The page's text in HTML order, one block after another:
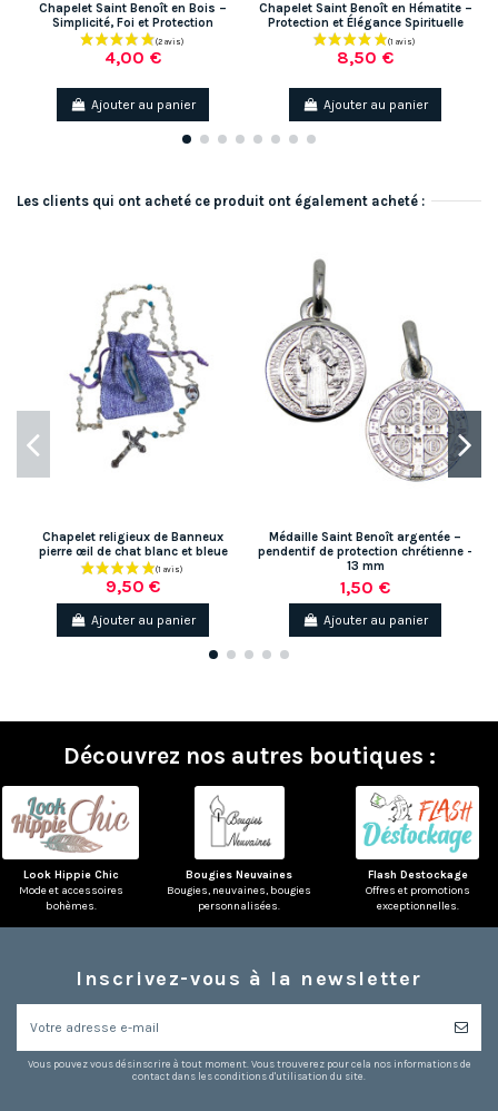
Chapelet Saint Benoît en Bois –
Simplicité, Foi et Protection
4,00 €
Ajouter au panier
Chapelet Saint Benoît en Hématite –
Protection et Élégance Spirituelle
8,50 €
Ajouter au panier
Les clients qui ont acheté ce produit ont également acheté :
Chapelet religieux de Banneux
pierre œil de chat blanc et bleue
9,50 €
Ajouter au panier
Médaille Saint Benoît argentée –
pendentif de protection chrétienne -
13 mm
1,50 €
Ajouter au panier
Découvrez nos autres boutiques :
Look Hippie Chic
Mode et accessoires
bohèmes.
Bougies Neuvaines
Bougies, neuvaines, bougies
personnalisées.
Flash Destockage
Offres et promotions
exceptionnelles.
Inscrivez-vous à la newsletter
Vous pouvez vous désinscrire à tout moment. Vous trouverez pour cela nos informations de
contact dans les conditions d'utilisation du site.